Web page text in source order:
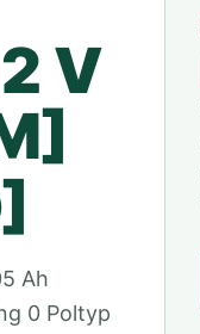
V
Ah
0 Poltyp